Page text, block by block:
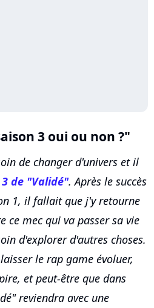
3 oui ou non ?"
de changer d'univers et il
de "Validé". Après le succès
1, il fallait que j'y retourne
ce mec qui va passer sa vie
d'explorer d'autres choses.
le rap game évoluer,
et peut-être que dans
reviendra avec une